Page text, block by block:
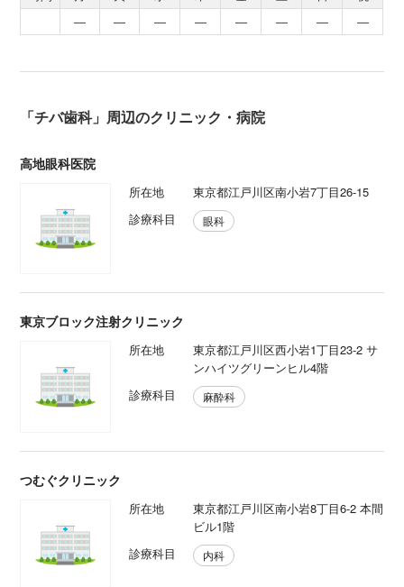
―
― ― ― ― ― ― ―
「チバ歯科」周辺のクリニック・病院
高地眼科医院
所在地
東京都江戸川区南小岩7丁目26-15
診療科目
眼科
東京ブロック注射クリニック
所在地
東京都江戸川区西小岩1丁目23-2 サ
ンハイツグリーンヒル4階
診療科目
麻酔科
つむぐクリニック
所在地
東京都江戸川区南小岩8丁目6-2 本間
ビル1階
診療科目
内科